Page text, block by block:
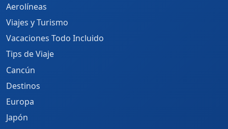
Aerolíneas
Viajes y Turismo
Vacaciones Todo Incluido
Tips de Viaje
Cancún
Destinos
Europa
Japón